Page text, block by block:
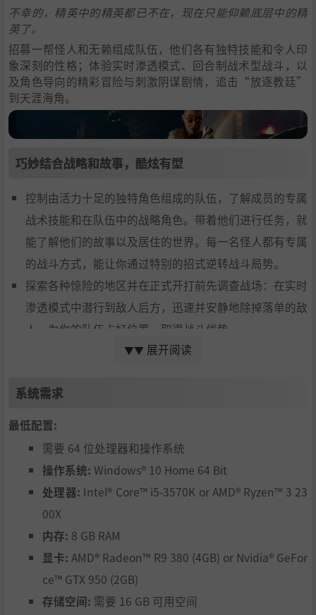
不幸的，精英中的精英都已不在，现在只能仰赖底层中的精
英了。
招募一帮怪人和无赖组成队伍，他们各有独特技能和令人印
象深刻的性格；体验实时渗透模式、回合制战术型战斗，以
及角色导向的精彩冒险与刺激阴谋剧情，追击“放逐教廷”
到天涯海角。
巧妙结合战略和故事，酷炫有型
控制由活力十足的独特角色组成的队伍，了解成员的专属
战术技能和在队伍中的战略角色。带着他们进行任务，就
能了解他们的故事以及居住的世界。每一名怪人都有专属
的战斗方式，能让你通过特别的招式逆转战斗局势。
探索各种惊险的地区并在正式开打前先调查战场：在实时
渗透模式中潜行到敌人后方，迅速并安静地除掉落单的敌
人，为你的队伍占好位置，取得战斗优势。
在刺激的回合制战斗中，善用特工的看家本领带来的所有
抗“放逐教廷”日益增长的威胁！
赶在末日倒计时前
在架空历史的 1930 年代世界中追击“放逐教廷”，从造
船厂和沙漠一路到都市丛林和野外丛林。管理你的全球战
略选择，尽力阻止你的敌人推进邪恶计划！
从底层精英之中招募新盟友：在全世界寻找亡命之徒与浪
人，抢在“放逐教廷”捕捉他们之前招募他们加入己方阵
营！
▼▼ 展开阅读
系统需求
最低配置:
需要 64 位处理器和操作系统
操作系统: Windows® 10 Home 64 Bit
处理器: Intel® Core™ i5-3570K or AMD® Ryzen™ 3 23
00X
内存: 8 GB RAM
显卡: AMD® Radeon™ R9 380 (4GB) or Nvidia® GeFor
ce™ GTX 950 (2GB)
存储空间: 需要 16 GB 可用空间